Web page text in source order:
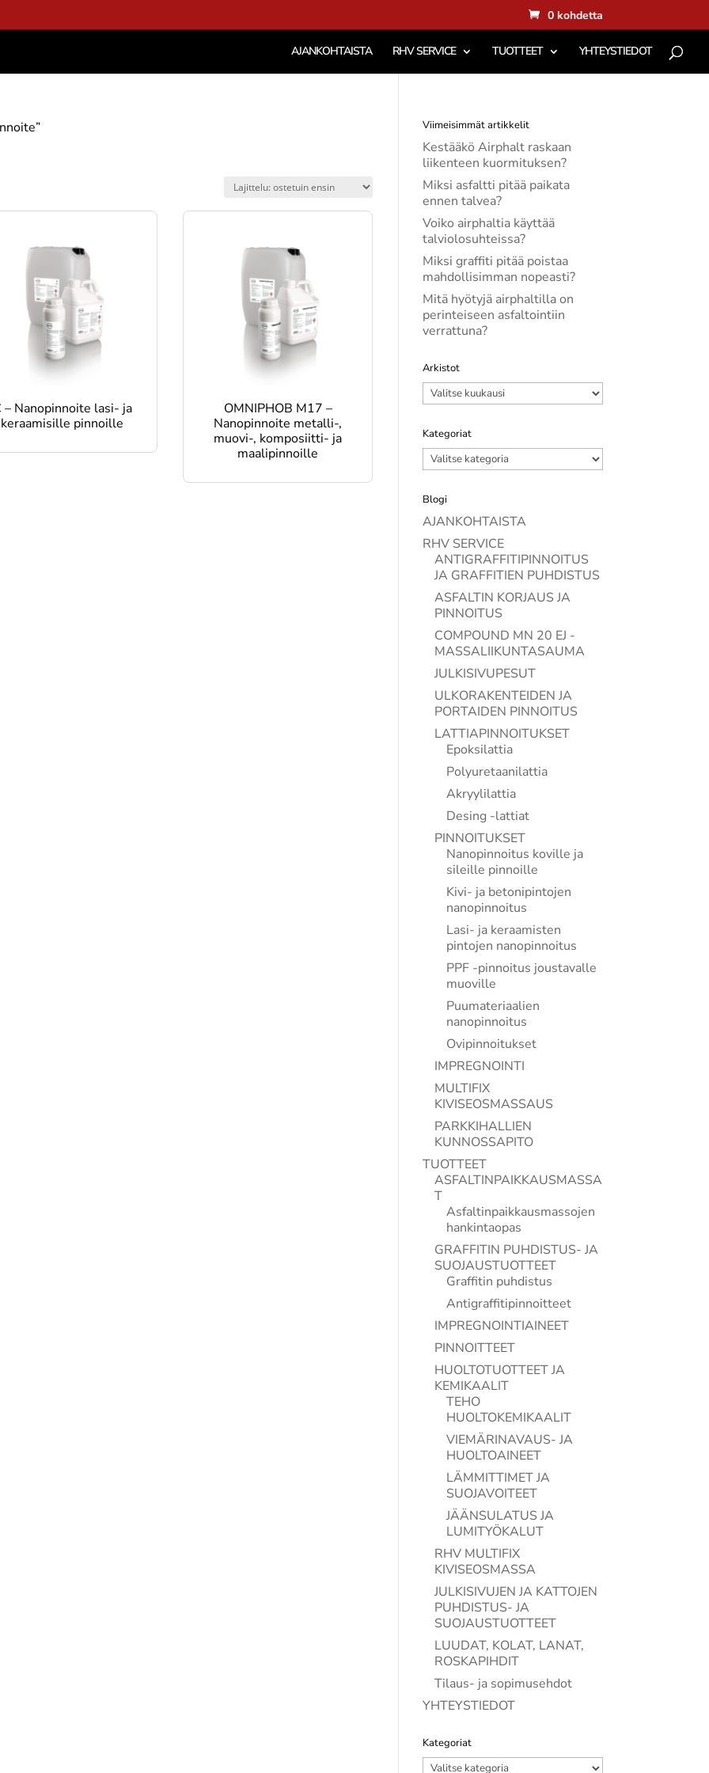
0 kohdetta
AJANKOHTAISTA RHV SERVICE TUOTTEET YHTEYSTIEDOT
– Nanopinnoite lasi- ja
keraamisille pinnoille
OMNIPHOB M17 –
Nanopinnoite metalli-,
muovi-, komposiitti- ja
maalipinnoille
Viimeisimmät artikkelit
Kestääkö Airphalt raskaan
liikenteen kuormituksen?
Miksi asfaltti pitää paikata
ennen talvea?
Voiko airphaltia käyttää
talviolosuhteissa?
Miksi graffiti pitää poistaa
mahdollisimman nopeasti?
Mitä hyötyjä airphaltilla on
perinteiseen asfaltointiin
verrattuna?
Arkistot
Arkistot
Kategoriat
Kategoriat
Blogi
AJANKOHTAISTA
RHV SERVICE
ANTIGRAFFITIPINNOITUS
JA GRAFFITIEN PUHDISTUS
ASFALTIN KORJAUS JA
PINNOITUS
COMPOUND MN 20 EJ -
MASSALIIKUNTASAUMA
JULKISIVUPESUT
ULKORAKENTEIDEN JA
PORTAIDEN PINNOITUS
LATTIAPINNOITUKSET
Epoksilattia
Polyuretaanilattia
Akryylilattia
Desing -lattiat
PINNOITUKSET
Nanopinnoitus koville ja
sileille pinnoille
Kivi- ja betonipintojen
nanopinnoitus
Lasi- ja keraamisten
pintojen nanopinnoitus
PPF -pinnoitus joustavalle
muoville
Puumateriaalien
nanopinnoitus
Ovipinnoitukset
IMPREGNOINTI
MULTIFIX
KIVISEOSMASSAUS
PARKKIHALLIEN
KUNNOSSAPITO
TUOTTEET
ASFALTINPAIKKAUSMASSA
T
Asfaltinpaikkausmassojen
hankintaopas
GRAFFITIN PUHDISTUS- JA
SUOJAUSTUOTTEET
Graffitin puhdistus
Antigraffitipinnoitteet
IMPREGNOINTIAINEET
PINNOITTEET
HUOLTOTUOTTEET JA
KEMIKAALIT
TEHO
HUOLTOKEMIKAALIT
VIEMÄRINAVAUS- JA
HUOLTOAINEET
LÄMMITTIMET JA
SUOJAVOITEET
JÄÄNSULATUS JA
LUMITYÖKALUT
RHV MULTIFIX
KIVISEOSMASSA
JULKISIVUJEN JA KATTOJEN
PUHDISTUS- JA
SUOJAUSTUOTTEET
LUUDAT, KOLAT, LANAT,
ROSKAPIHDIT
Tilaus- ja sopimusehdot
YHTEYSTIEDOT
Kategoriat
Kategoriat